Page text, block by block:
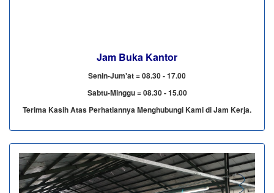
Jam Buka Kantor
Senin-Jum'at = 08.30 - 17.00
Sabtu-Minggu = 08.30 - 15.00
Terima Kasih Atas Perhatiannya Menghubungi Kami di Jam Kerja.